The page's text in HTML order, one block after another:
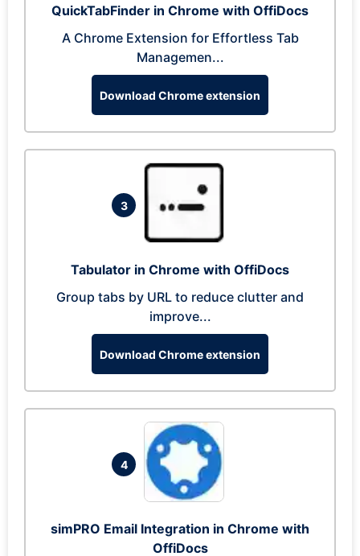
QuickTabFinder in Chrome with OffiDocs
A Chrome Extension for Effortless Tab
Managemen...
Download Chrome extension
3
Tabulator in Chrome with OffiDocs
Group tabs by URL to reduce clutter and
improve...
Download Chrome extension
4
simPRO Email Integration in Chrome with
OffiDocs